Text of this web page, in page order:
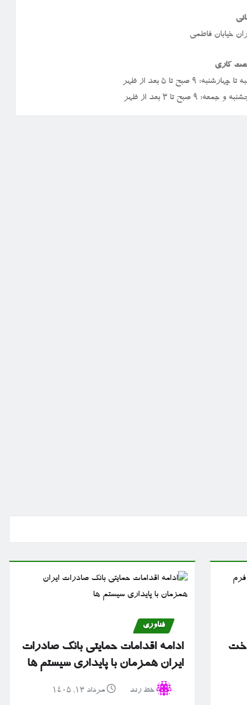
خیابان فاطمی
کاری
چهارشنبه: ۹ صبح تا ۵ بعد از ظهر
و جمعه: ۹ صبح تا ۳ بعد از ظهر
فناوری
ادامه اقدامات حمایتی بانک صادرات
ایران همزمان با پایداری سیستم ها
خط رند مرداد ۱۳, ۱۴۰۵